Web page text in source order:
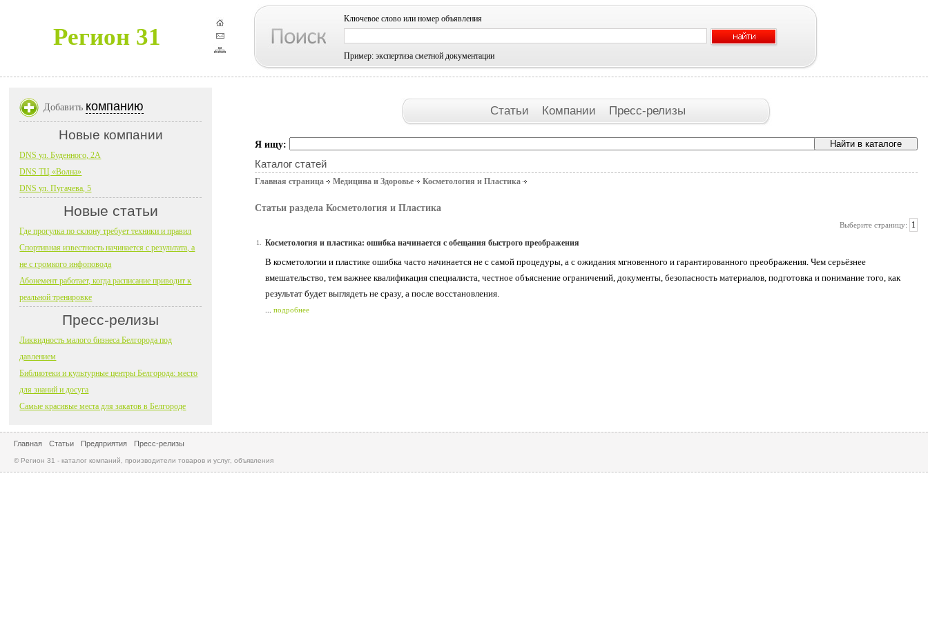
Регион 31
Ключевое слово или номер объявления
Пример: экспертиза сметной документации
Статьи Компании Пресс-релизы
Я ищу:
Каталог статей
Главная страница Медицина и Здоровье Косметология и Пластика
Статьи раздела Косметология и Пластика
Выберите страницу: 1
1. Косметология и пластика: ошибка начинается с обещания быстрого преображения
В косметологии и пластике ошибка часто начинается не с самой процедуры, а с ожидания мгновенного и гарантированного преображения. Чем серьёзнее
вмешательство, тем важнее квалификация специалиста, честное объяснение ограничений, документы, безопасность материалов, подготовка и понимание того, как
результат будет выглядеть не сразу, а после восстановления.
подробнее
Добавить компанию
Новые компании
DNS ул. Буденного, 2А
DNS ТЦ «Волна»
DNS ул. Пугачева, 5
Новые статьи
Где прогулка по склону требует техники и правил
Спортивная известность начинается с результата, а
не с громкого инфоповода
Абонемент работает, когда расписание приводит к
реальной тренировке
Пресс-релизы
Ликвидность малого бизнеса Белгорода под
давлением
Библиотеки и культурные центры Белгорода: место
для знаний и досуга
Самые красивые места для закатов в Белгороде
Главная Статьи Предприятия Пресс-релизы
© Регион 31 - каталог компаний, производители товаров и услуг, объявления